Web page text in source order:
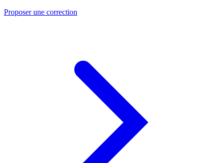
Proposer une correction